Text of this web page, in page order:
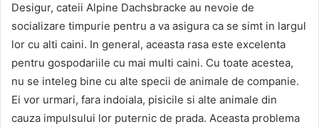
Desigur, cateii Alpine Dachsbracke au nevoie de
socializare timpurie pentru a va asigura ca se simt in largul
lor cu alti caini. In general, aceasta rasa este excelenta
pentru gospodariile cu mai multi caini. Cu toate acestea,
nu se inteleg bine cu alte specii de animale de companie.
Ei vor urmari, fara indoiala, pisicile si alte animale din
cauza impulsului lor puternic de prada. Aceasta problema